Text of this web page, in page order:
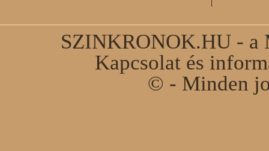
SZINKRONOK.HU - a
Kapcsolat és
© - Minden